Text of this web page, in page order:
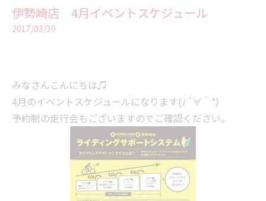
伊勢崎店 4月イベントスケジュール
2017/03/30
みなさんこんにちは♫
4月のイベントスケジュールになります(ﾉ´∀｀*)
予約制の走行会もございますのでご確認ください。